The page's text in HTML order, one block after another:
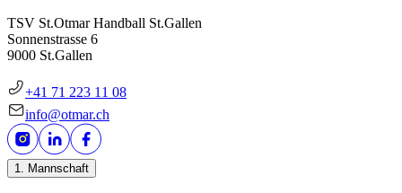
TSV St.Otmar Handball St.Gallen
Sonnenstrasse 6
9000 St.Gallen
+41 71 223 11 08
info@otmar.ch
1. Mannschaft